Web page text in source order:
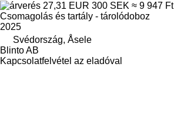
27,31 EUR 300 SEK ≈ 9 947 Ft
Csomagolás és tartály - tárolódoboz
2025
Svédország, Åsele
Blinto AB
Kapcsolatfelvétel az eladóval